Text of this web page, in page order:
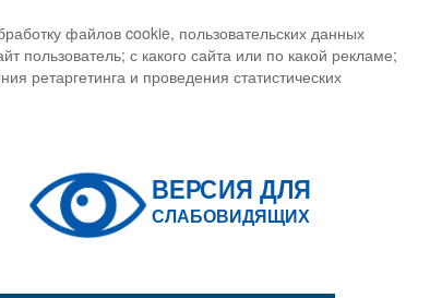
файлов cookie, пользовательских данных
пользователь; с какого сайта или по какой рекламе;
ретаргетинга и проведения статистических